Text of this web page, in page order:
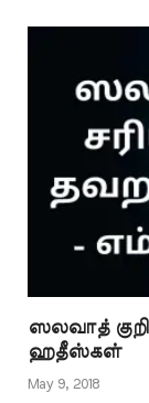
செய்த
அவருக்காக
பாவமன்னிப்பு…
ஸலவாத்
ஹதீஸ்கள்
May 9, 2018